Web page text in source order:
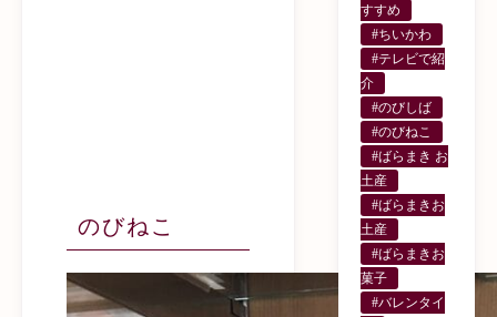
のびねこ
すすめ
#ちいかわ
#テレビで紹
介
#のびしば
#のびねこ
#ばらまき お
土産
#ばらまきお
土産
#ばらまきお
菓子
#バレンタイ